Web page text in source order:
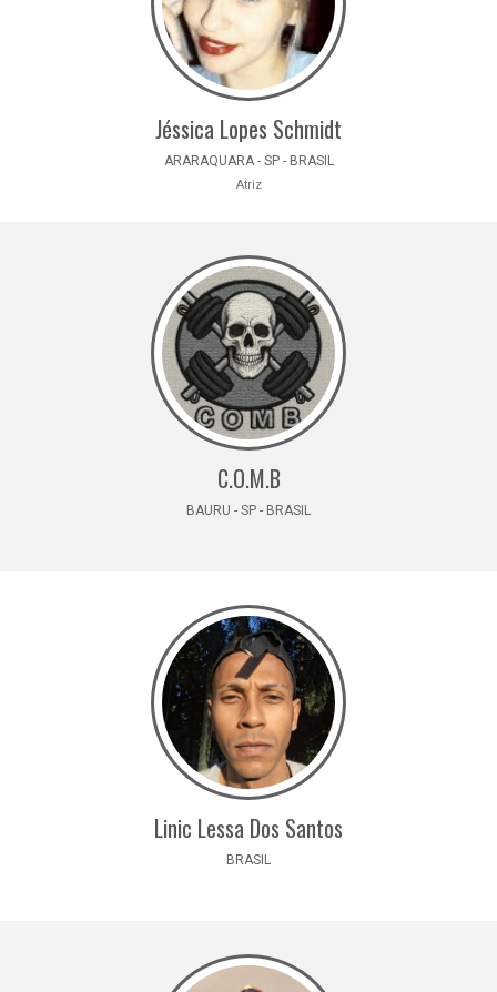
Jéssica Lopes Schmidt
ARARAQUARA - SP - BRASIL
Atriz
C.O.M.B
BAURU - SP - BRASIL
Linic Lessa Dos Santos
BRASIL